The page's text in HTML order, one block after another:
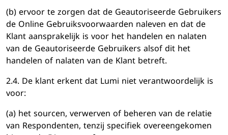
(b) ervoor te zorgen dat de Geautoriseerde Gebruikers
de Online Gebruiksvoorwaarden naleven en dat de
Klant aansprakelijk is voor het handelen en nalaten
van de Geautoriseerde Gebruikers alsof dit het
handelen of nalaten van de Klant betreft.
2.4. De klant erkent dat Lumi niet verantwoordelijk is
voor:
(a) het sourcen, verwerven of beheren van de relatie
van Respondenten, tenzij specifiek overeengekomen